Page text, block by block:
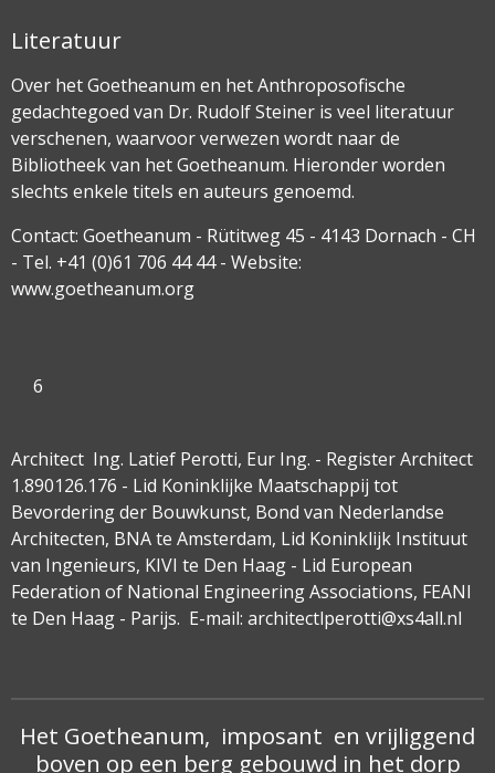
Literatuur
Over het Goetheanum en het Anthroposofische
gedachtegoed van Dr. Rudolf Steiner is veel literatuur
verschenen, waarvoor verwezen wordt naar de
Bibliotheek van het Goetheanum. Hieronder worden
slechts enkele titels en auteurs genoemd.
Contact: Goetheanum - Rütitweg 45 - 4143 Dornach - CH
- Tel. +41 (0)61 706 44 44 - Website:
www.goetheanum.org
6
Architect Ing. Latief Perotti, Eur Ing. - Register Architect
1.890126.176 - Lid Koninklijke Maatschappij tot
Bevordering der Bouwkunst, Bond van Nederlandse
Architecten, BNA te Amsterdam, Lid Koninklijk Instituut
van Ingenieurs, KIVI te Den Haag - Lid European
Federation of National Engineering Associations, FEANI
te Den Haag - Parijs. E-mail: architectlperotti@xs4all.nl
Het Goetheanum, imposant en vrijliggend
boven op een berg gebouwd in het dorp